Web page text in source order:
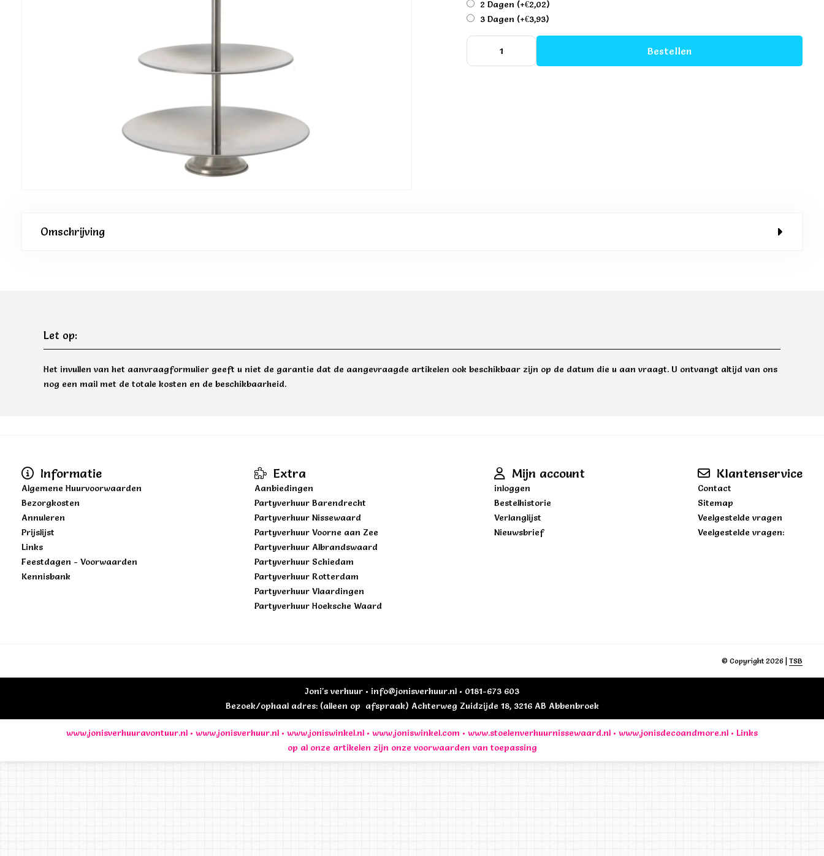
2 Dagen (+€2,02)
3 Dagen (+€3,93)
Bestellen
Omschrijving
Let op:
Het invullen van het aanvraagformulier geeft u niet de garantie dat de aangevraagde artikelen ook beschikbaar zijn op de datum die u aan vraagt. U ontvangt altijd van ons
nog een mail met de totale kosten en de beschikbaarheid.
Informatie
Algemene Huurvoorwaarden
Bezorgkosten
Annuleren
Prijslijst
Links
Feestdagen - Voorwaarden
Kennisbank
Extra
Aanbiedingen
Partyverhuur Barendrecht
Partyverhuur Nissewaard
Partyverhuur Voorne aan Zee
Partyverhuur Albrandswaard
Partyverhuur Schiedam
Partyverhuur Rotterdam
Partyverhuur Vlaardingen
Partyverhuur Hoeksche Waard
Mijn account
inloggen
Bestelhistorie
Verlanglijst
Nieuwsbrief
Klantenservice
Contact
Sitemap
Veelgestelde vragen
Veelgestelde vragen:
© Copyright 2026 | TSB
Joni's verhuur • info@jonisverhuur.nl • 0181-673 603
Bezoek/ophaal adres: (alleen op afspraak) Achterweg Zuidzijde 18, 3216 AB Abbenbroek
www.jonisverhuuravontuur.nl • www.jonisverhuur.nl • www.joniswinkel.nl • www.joniswinkel.com • www.stoelenverhuurnissewaard.nl • www.jonisdecoandmore.nl • Links
op al onze artikelen zijn onze voorwaarden van toepassing